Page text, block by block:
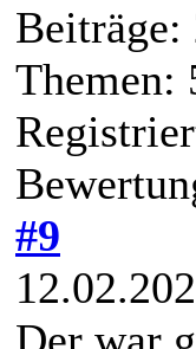
Beiträge:
Themen:
#9
Der war